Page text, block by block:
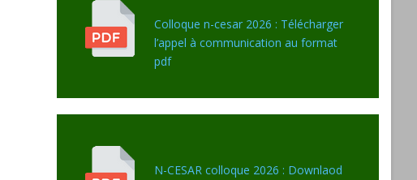
Colloque n-cesar 2026 : Télécharger
l’appel à communication au format
pdf
N-CESAR colloque 2026 : Downlaod